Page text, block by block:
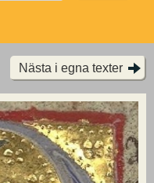
Nästa i egna texter